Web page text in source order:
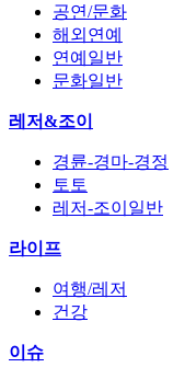
공연/문화
해외연예
연예일반
문화일반
레저&조이
경륜-경마-경정
토토
레저-조이일반
라이프
여행/레저
건강
이슈